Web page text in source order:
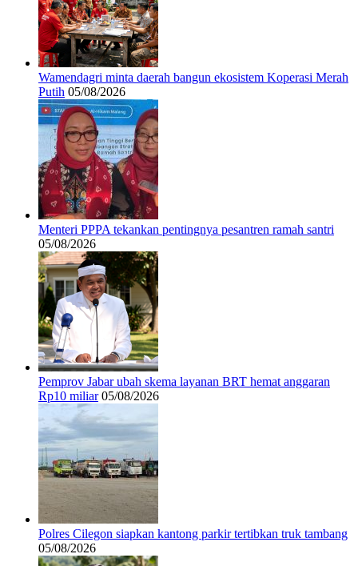
Wamendagri minta daerah bangun ekosistem Koperasi Merah
Putih 05/08/2026
Menteri PPPA tekankan pentingnya pesantren ramah santri
05/08/2026
Pemprov Jabar ubah skema layanan BRT hemat anggaran
Rp10 miliar 05/08/2026
Polres Cilegon siapkan kantong parkir tertibkan truk tambang
05/08/2026